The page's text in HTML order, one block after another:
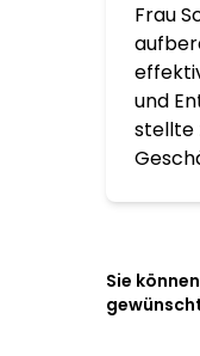
Frau
und
stellte
Sie